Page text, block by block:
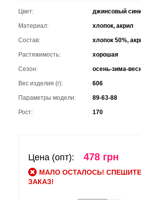
Цвет: джинсовый
Материал: хлопок, акрил
Состав: хлопок 50%,
Растяжимость: хорошая
Сезон: осень-зима-
Вес изделия (г): 606
Параметры модели: 89-63-88
Рост: 170
Цена (опт): 478 грн
МАЛО ОСТАЛОСЬ!
ЗАКАЗ!